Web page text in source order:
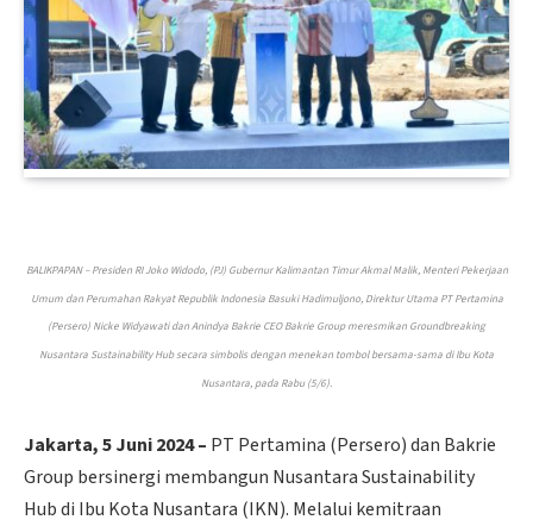
BALIKPAPAN – Presiden RI Joko Widodo, (PJ) Gubernur Kalimantan Timur Akmal Malik, Menteri Pekerjaan
Umum dan Perumahan Rakyat Republik Indonesia Basuki Hadimuljono, Direktur Utama PT Pertamina
(Persero) Nicke Widyawati dan Anindya Bakrie CEO Bakrie Group meresmikan Groundbreaking
Nusantara Sustainability Hub secara simbolis dengan menekan tombol bersama-sama di Ibu Kota
Nusantara, pada Rabu (5/6).
Jakarta, 5 Juni 2024 – PT Pertamina (Persero) dan Bakrie
Group bersinergi membangun Nusantara Sustainability
Hub di Ibu Kota Nusantara (IKN). Melalui kemitraan